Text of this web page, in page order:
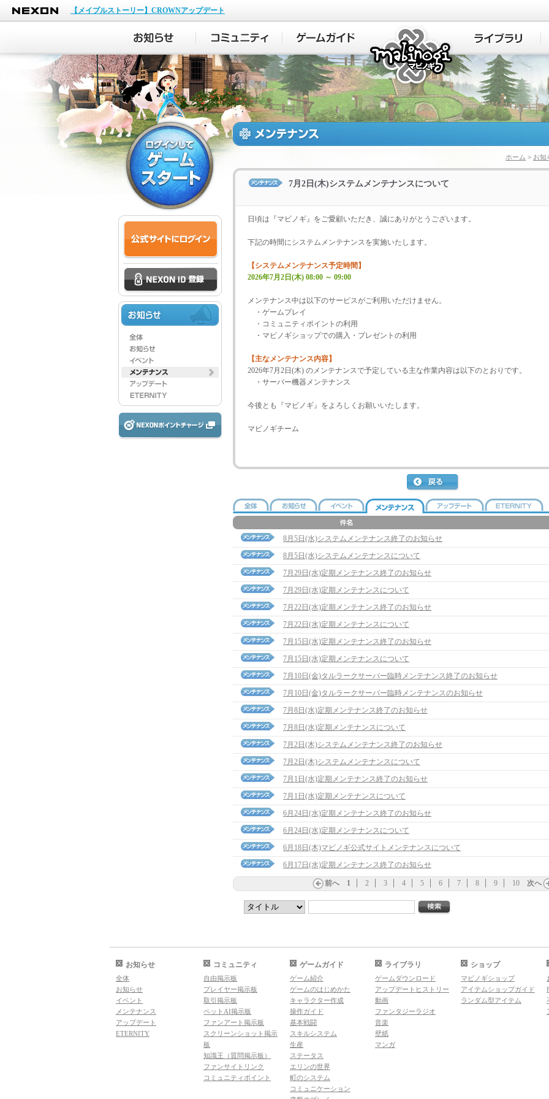
NEXON
【メイプルストーリー】CROWNアップデート
マビノギ
ホーム > お知
7月2日(木)システムメンテナンスについて
日頃は『マビノギ』をご愛顧いただき、誠にありがとうございます。
下記の時間にシステムメンテナンスを実施いたします。
【システムメンテナンス予定時間】
2026年7月2日(木) 08:00 ～ 09:00
メンテナンス中は以下のサービスがご利用いただけません。
・ゲームプレイ
・コミュニティポイントの利用
・マビノギショップでの購入・プレゼントの利用
【主なメンテナンス内容】
2026年7月2日(木) のメンテナンスで予定している主な作業内容は以下のとおりです。
・サーバー機器メンテナンス
今後とも『マビノギ』をよろしくお願いいたします。
マビノギチーム
8月5日(水)システムメンテナンス終了のお知らせ
8月5日(水)システムメンテナンスについて
7月29日(水)定期メンテナンス終了のお知らせ
7月29日(水)定期メンテナンスについて
7月22日(水)定期メンテナンス終了のお知らせ
7月22日(水)定期メンテナンスについて
7月15日(水)定期メンテナンス終了のお知らせ
7月15日(水)定期メンテナンスについて
7月10日(金)タルラークサーバー臨時メンテナンス終了のお知らせ
7月10日(金)タルラークサーバー臨時メンテナンスのお知らせ
7月8日(水)定期メンテナンス終了のお知らせ
7月8日(水)定期メンテナンスについて
7月2日(木)システムメンテナンス終了のお知らせ
7月2日(木)システムメンテナンスについて
7月1日(水)定期メンテナンス終了のお知らせ
7月1日(水)定期メンテナンスについて
6月24日(水)定期メンテナンス終了のお知らせ
6月24日(水)定期メンテナンスについて
6月18日(木)マビノギ公式サイトメンテナンスについて
6月17日(水)定期メンテナンス終了のお知らせ
前へ 1 2 3 4 5 6 7 8 9 10 次へ
お知らせ
全体
お知らせ
イベント
メンテナンス
アップデート
ETERNITY
コミュニティ
自由掲示板
プレイヤー掲示板
取引掲示板
ペットAI掲示板
ファンアート掲示板
スクリーンショット掲示
板
知識王（質問掲示板）
ファンサイトリンク
コミュニティポイント
ゲームガイド
ゲーム紹介
ゲームのはじめかた
キャラクター作成
操作ガイド
基本戦闘
スキルシステム
生産
ステータス
エリンの世界
町のシステム
コミュニケーション
ライブラリ
ゲームダウンロード
アップデートヒストリー
動画
ファンタジーラジオ
音楽
壁紙
マンガ
ショップ
マビノギショップ
アイテムショップガイド
ランダム型アイテム